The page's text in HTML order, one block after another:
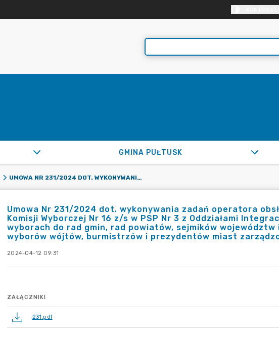
GMINA PUŁTUSK
UMOWA NR 231/2024 DOT. WYKONYWANIA ZADAŃ OPERATORA OBSŁUGI INFORMATYCZNEJ OBWODOWEJ KOMISJI WYBORCZEJ NR 16 Z/S W PSP NR 3 Z ODDZIAŁAMI INTEGRACYJNYMI IM. T. KOŚCIUSZKI W PUŁTUSKU W WYBORACH DO RAD GMIN, RAD POWIATÓW, SEJMIKÓW WOJEWÓDZTW I RAD DZIELNIC M. ST. WARSZAWY ORAZ WYBORÓW WÓJTÓW, BURMISTRZÓW I PREZYDENTÓW MIAST ZARZĄDZONYCH NA DZIEŃ 7.04.2024R.
Umowa Nr 231/2024 dot. wykonywania zadań operatora
Komisji Wyborczej Nr 16 z/s w PSP Nr 3 z Oddziałami
wyborach do rad gmin, rad powiatów, sejmików
wyborów wójtów, burmistrzów i prezydentów miast
2024-04-12 09:31
ZAŁĄCZNIKI
231.pdf